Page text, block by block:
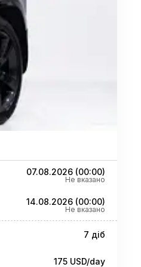
07.08.2026 (00:00)
Не вказано
14.08.2026 (00:00)
Не вказано
7 діб
175 USD/day